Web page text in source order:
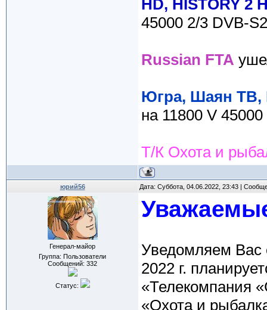
HD, HISTORY 2
45000 2/3 DVB-
Russian FTA
Югра, Шаян ТВ,
на 11800 V
Т/К Охота и
юрий56 Дата: Суббота, 04.06.2022, 23:43 |
Генерал-майор
Группа: Пользователи
Сообщений: 332
Статус:
Уведомляем Вас
2022 г.
«Телекомпания
«Охота и